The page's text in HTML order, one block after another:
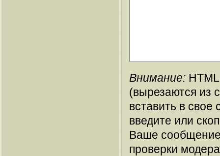
Внимание:
(вырезаются из
вставить в
введите или
Ваше
проверки